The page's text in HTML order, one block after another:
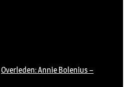
Overleden: Annie Bolenius –